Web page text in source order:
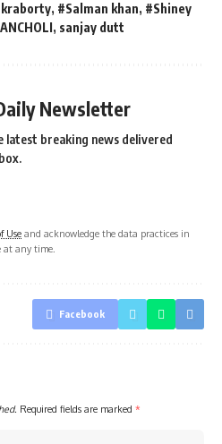
, #Salman khan, #Shiney
, sanjay dutt
Newsletter
latest breaking news delivered
Use and acknowledge the data practices in
at any time.
Facebook
Required fields are marked *